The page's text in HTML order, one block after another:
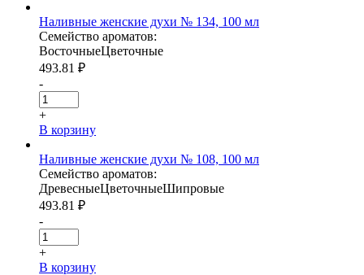
Наливные женские духи № 134, 100 мл
Семейство ароматов:
ВосточныеЦветочные
493.81 ₽
-
+
В корзину
Наливные женские духи № 108, 100 мл
Семейство ароматов:
ДревесныеЦветочныеШипровые
493.81 ₽
-
+
В корзину